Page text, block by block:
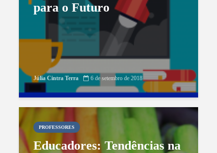
para o Futuro
Júlia Cintra Terra 6 de setembro de 2018
PROFESSORES
Educadores: Tendências na